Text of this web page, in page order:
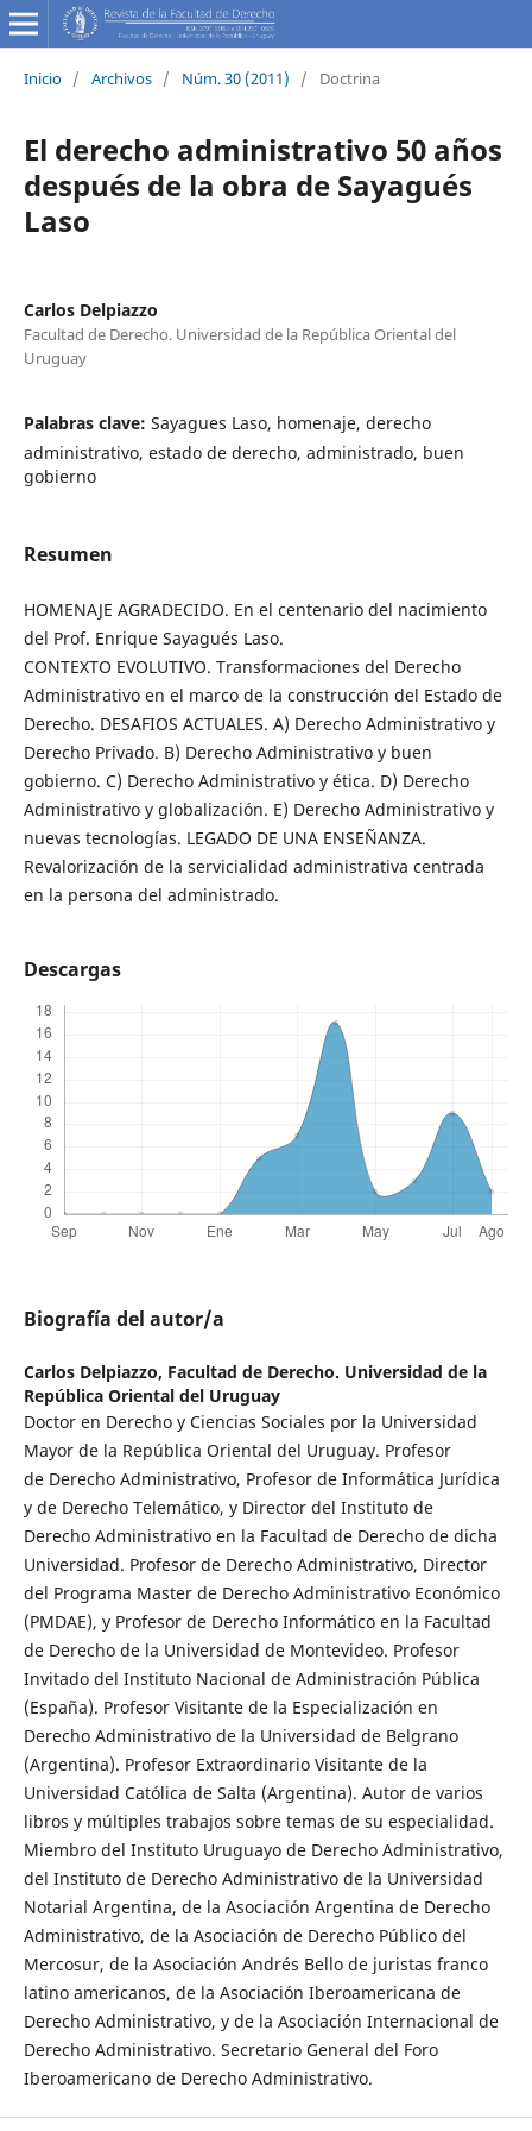
Inicio / Archivos / Núm. 30 (2011) / Doctrina
El derecho administrativo 50 años
después de la obra de Sayagués
Laso
Carlos Delpiazzo
Facultad de Derecho. Universidad de la República Oriental del
Uruguay
Palabras clave: Sayagues Laso, homenaje, derecho
administrativo, estado de derecho, administrado, buen
gobierno
Resumen
HOMENAJE AGRADECIDO. En el centenario del nacimiento
del Prof. Enrique Sayagués Laso.
CONTEXTO EVOLUTIVO. Transformaciones del Derecho
Administrativo en el marco de la construcción del Estado de
Derecho. DESAFIOS ACTUALES. A) Derecho Administrativo y
Derecho Privado. B) Derecho Administrativo y buen
gobierno. C) Derecho Administrativo y ética. D) Derecho
Administrativo y globalización. E) Derecho Administrativo y
nuevas tecnologías. LEGADO DE UNA ENSEÑANZA.
Revalorización de la servicialidad administrativa centrada
en la persona del administrado.
Descargas
Biografía del autor/a
Carlos Delpiazzo, Facultad de Derecho. Universidad de la
República Oriental del Uruguay
Doctor en Derecho y Ciencias Sociales por la Universidad
Mayor de la República Oriental del Uruguay. Profesor
de Derecho Administrativo, Profesor de Informática Jurídica
y de Derecho Telemático, y Director del Instituto de
Derecho Administrativo en la Facultad de Derecho de dicha
Universidad. Profesor de Derecho Administrativo, Director
del Programa Master de Derecho Administrativo Económico
(PMDAE), y Profesor de Derecho Informático en la Facultad
de Derecho de la Universidad de Montevideo. Profesor
Invitado del Instituto Nacional de Administración Pública
(España). Profesor Visitante de la Especialización en
Derecho Administrativo de la Universidad de Belgrano
(Argentina). Profesor Extraordinario Visitante de la
Universidad Católica de Salta (Argentina). Autor de varios
libros y múltiples trabajos sobre temas de su especialidad.
Miembro del Instituto Uruguayo de Derecho Administrativo,
del Instituto de Derecho Administrativo de la Universidad
Notarial Argentina, de la Asociación Argentina de Derecho
Administrativo, de la Asociación de Derecho Público del
Mercosur, de la Asociación Andrés Bello de juristas franco
latino americanos, de la Asociación Iberoamericana de
Derecho Administrativo, y de la Asociación Internacional de
Derecho Administrativo. Secretario General del Foro
Iberoamericano de Derecho Administrativo.